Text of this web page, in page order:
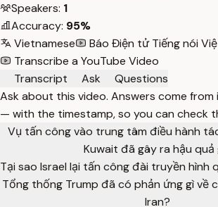
Speakers: 1
Accuracy: 95%
Vietnamese
Báo Điện tử Tiếng nói
Transcribe a YouTube Video
Transcript
Ask
Questions
Ask about this video. Answers come
— with the timestamp, so you can check
Vụ tấn công vào trung tâm điều hành
Kuwait đã gây ra hậu quả
Tại sao Israel lại tấn công đài truyền hình
Tổng thống Trump đã có phản ứng gì về
Iran?